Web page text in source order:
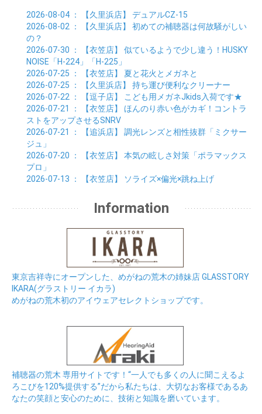
01月 (7)
02月 (3)
01月 (6)
03月 (6)
02月 (9)
01月 (11)
2026-08-04 ： 【久里浜店】 デュアルCZ-15
2026-08-02 ： 【久里浜店】 初めての補聴器は何故騒がしい
の？
2026-07-30 ： 【衣笠店】 似ているようで少し違う！HUSKY
NOISE「H-224」「H-225」
2026-07-25 ： 【衣笠店】 夏と花火とメガネと
2026-07-25 ： 【久里浜店】 持ち運び便利なクリーナー
2026-07-22 ： 【逗子店】
こども用メガネJkids入荷です★
2026-07-21
： 【衣笠店】 ほんのり赤い色がカギ！コントラ
ストをアップさせるSNRV
2026-07-21
： 【追浜店】 調光レンズと相性抜群「ミクサー
ジュ」
2026-07-20 ： 【衣笠店】 本気の眩しさ対策「ポラマックス
プロ」
2026-07-13 ： 【衣笠店】 ソライズ×偏光×跳ね上げ
Information
東京吉祥寺にオープンした、めがねの荒木の姉妹店 GLASSTORY
IKARA(グラストリー イカラ)
めがねの荒木初のアイウェアセレクトショップです。
補聴器の荒木 専用サイトです！“一人でも多くの人に聞こえるよ
ろこびを120%提供する”だから私たちは、大切なお客様であるあ
なたの笑顔と安心のために、技術と知識を磨いています。